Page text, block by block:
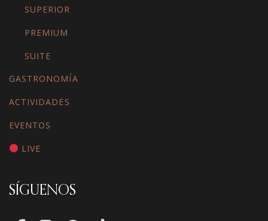
SUPERIOR
PREMIUM
SUITE
GASTRONOMÍA
ACTIVIDADES
EVENTOS
LIVE
SÍGUENOS